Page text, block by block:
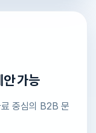
안 가능
중심의 B2B 문